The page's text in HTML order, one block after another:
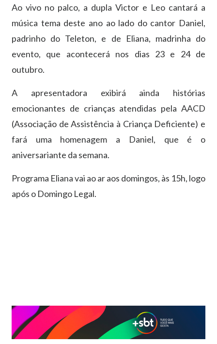
Ao vivo no palco, a dupla Victor e Leo cantará a
música tema deste ano ao lado do cantor Daniel,
padrinho do Teleton, e de Eliana, madrinha do
evento, que acontecerá nos dias 23 e 24 de
outubro.
A apresentadora exibirá ainda histórias
emocionantes de crianças atendidas pela AACD
(Associação de Assistência à Criança Deficiente) e
fará uma homenagem a Daniel, que é o
aniversariante da semana.
Programa Eliana vai ao ar aos domingos, às 15h, logo
após o Domingo Legal.